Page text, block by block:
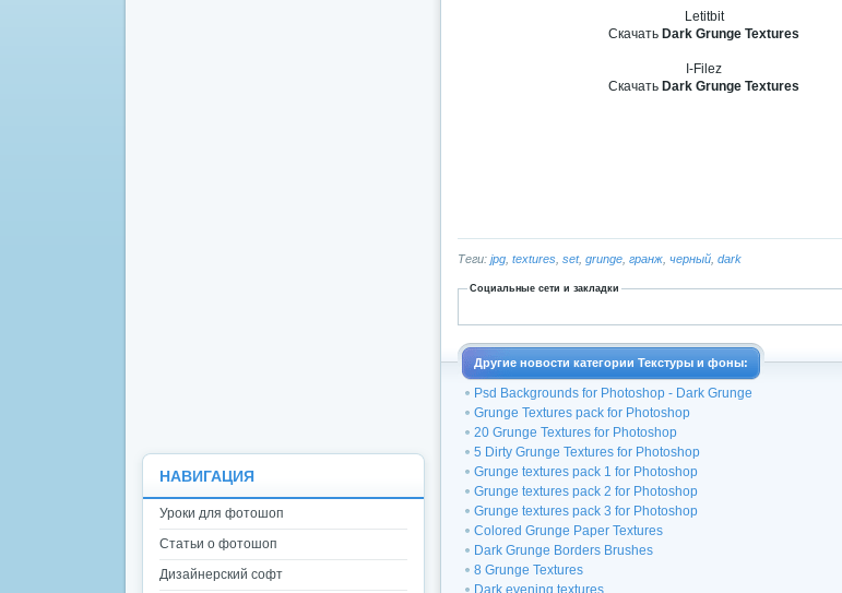
Letitbit
Скачать Dark Grunge Textures
I-Filez
Скачать Dark Grunge Textures
Теги: jpg textures set, grunge гранж черный dark
Социальные сети и закладки
Другие новости категории Текстуры и фоны:
Psd Backgrounds for Photoshop - Dark Grunge
Grunge Textures pack for Photoshop
20 Grunge Textures for Photoshop
5 Dirty Grunge Textures for Photoshop
Grunge textures pack 1 for Photoshop
Grunge textures pack 2 for Photoshop
Grunge textures pack 3 for Photoshop
Colored Grunge Paper Textures
Dark Grunge Borders Brushes
8 Grunge Textures
Dark evening textures
НАВИГАЦИЯ
Уроки для фотошоп
Статьи о фотошоп
Дизайнерский софт